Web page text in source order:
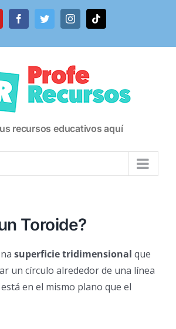
FacebookTwitterInstagramTiktok
recursos educativos aquí
Toroide?
superficie tridimensional que
un círculo alrededor de una línea
en el mismo plano que el